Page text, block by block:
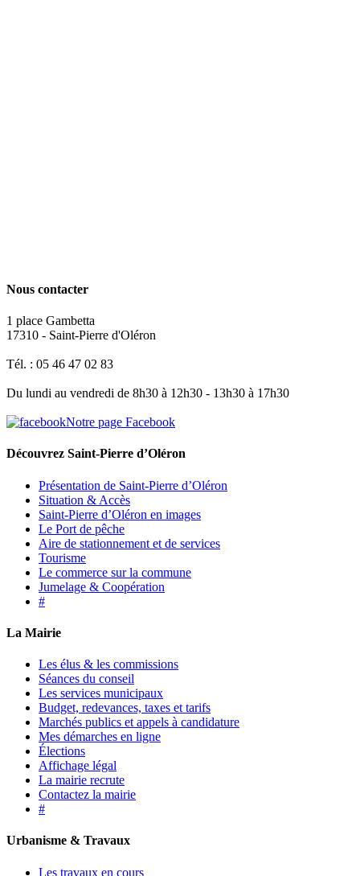
Nous contacter
1 place Gambetta
17310 - Saint-Pierre d'Oléron
Tél. : 05 46 47 02 83
Du lundi au vendredi de 8h30 à 12h30 - 13h30 à 17h30
Notre page Facebook
Découvrez Saint-Pierre d’Oléron
Présentation de Saint-Pierre d’Oléron
Situation & Accès
Saint-Pierre d’Oléron en images
Le Port de pêche
Aire de stationnement et de services
Tourisme
Le commerce sur la commune
Jumelage & Coopération
#
La Mairie
Les élus & les commissions
Séances du conseil
Les services municipaux
Budget, redevances, taxes et tarifs
Marchés publics et appels à candidature
Mes démarches en ligne
Élections
Affichage légal
La mairie recrute
Contactez la mairie
#
Urbanisme & Travaux
Les travaux en cours